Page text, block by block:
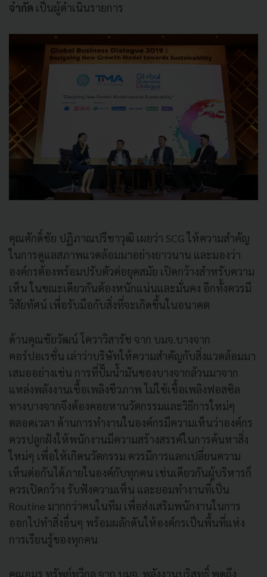
จำกัด เป็นผู้ดำเนินรายการ
คุณศักดิ์ชัย ปฏิภาณปรีชาวุฒิ เผยว่า SCG ให้ความสำคัญ
ในการดูแลสภาพแวดล้อมมาอย่างยาวนาน และมองว่า
องค์กรต้องพร้อมปรับตัวต่อยุคสมัย เปิดกว้างสำหรับความ
เห็น ในขณะเดียวกันต้องหนักแน่นและมั่นคง อีกทั้งควรมี
วิสัยทัศน์ เพื่อรับมือกับสิ่งที่จะเกิดขึ้นในอนาคต
ด้านคุณชัยวัฒน์ โควาวิสารัช จาก บมจ.บางจาก
คอร์ปอเรชั่น เล่าว่าบริษัทให้ความสำคัญกับสิ่งแวดล้อมมา
เสมออย่างเช่น การที่ปั๊มน้ำมันของบางจากล้วนมาจาก
แหล่งพลังงานเชื้อเพลิงชีวภาพ ไม่ใช้เชื้อเพลิงฟอสซิล
ทางบางจากจึงต้องคอยหานวัตกรรมและวิธีการใหม่ๆ
ตลอดเวลา ด้านการทำงานในองค์กรมีความเห็นว่าองค์กร
ควรปลูกฝังให้พนักงานมีความสร้างสรรค์ในการค้นหาสิ่ง
ใหม่ๆ เพื่อให้เกิดนวัตกรรม ควรมีการแลกเปลี่ยนความ
เห็นต่อกันได้ภายในองค์กับทุกคน เช่นเดียวกันผู้บริหารก็
ควรเปิดกว้าง รับฟังความเห็น และยอมทำงานที่เป็น
Routine มากกว่าคนในทีม เพื่อส่งเสริมพนักงานในการ
ออกไปทำสิ่งอื่นๆ พร้อมผลักดันให้องค์กรเป็นพื้นที่แห่ง
การเรียนรู้ของทุกคน
คุณอมร ทรัพย์ทวีกุล จาก บมจ. พลังงานบริสุทธิ์ พูดถึง